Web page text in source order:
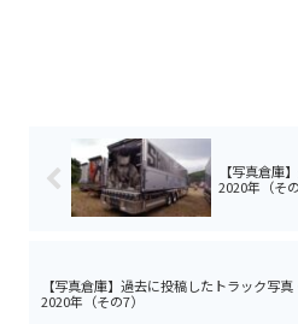
【写真倉庫
2020年（その
【写真倉庫】過去に投稿したトラック写真
2020年（その7）